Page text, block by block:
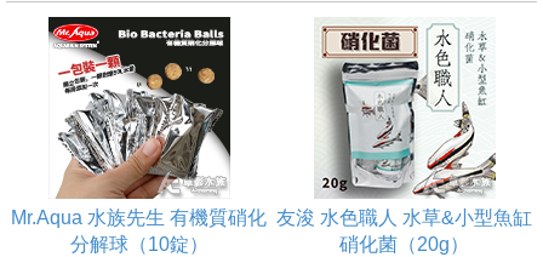
Mr.Aqua 水族先生 有機質硝化
分解球（10錠）
友浚 水色職人 水草&小型魚缸
硝化菌（20g）